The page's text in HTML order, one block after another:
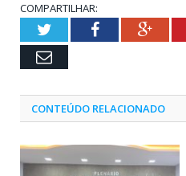
COMPARTILHAR:
TwitterFacebook
Email
CONTEÚDO RELACIONADO